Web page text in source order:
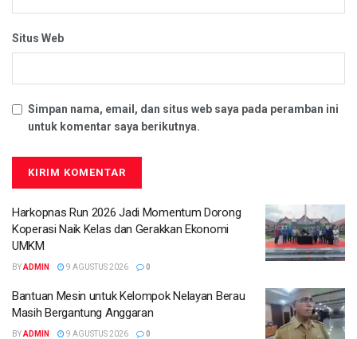
Situs Web
Simpan nama, email, dan situs web saya pada peramban ini
untuk komentar saya berikutnya.
Harkopnas Run 2026 Jadi Momentum Dorong
Koperasi Naik Kelas dan Gerakkan Ekonomi
UMKM
BYADMIN 9 AGUSTUS 2026 0
Bantuan Mesin untuk Kelompok Nelayan Berau
Masih Bergantung Anggaran
BYADMIN 9 AGUSTUS 2026 0